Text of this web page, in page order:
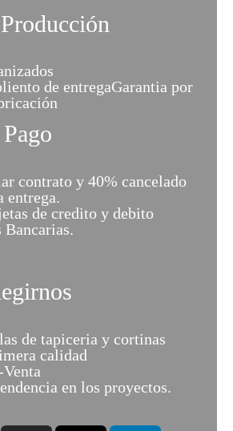
de entregaGarantia por
contrato y 40% cancelado
entrega.
de credito y debito
Bancarias.
de tapiceria y cortinas
calidad
en los proyectos.